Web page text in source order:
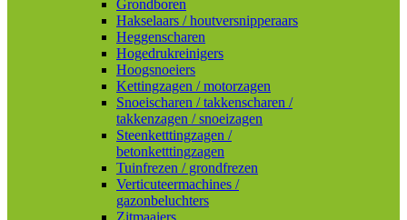
Grondboren
Hakselaars / houtversnipperaars
Heggenscharen
Hogedrukreinigers
Hoogsnoeiers
Kettingzagen / motorzagen
Snoeischaren / takkenscharen /
takkenzagen / snoeizagen
Steenketttingzagen /
betonketttingzagen
Tuinfrezen / grondfrezen
Verticuteermachines /
gazonbeluchters
Zitmaaiers